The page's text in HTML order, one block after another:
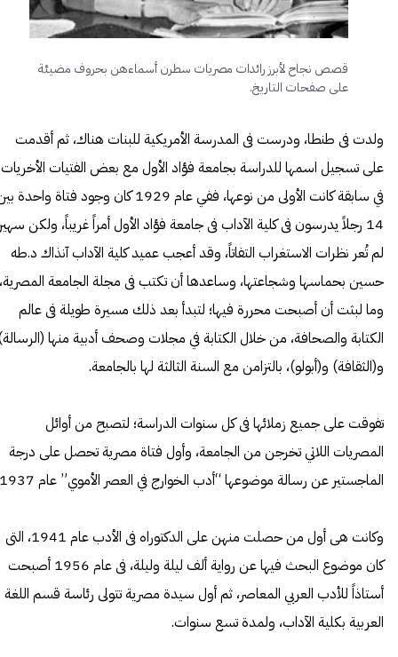
قصص نجاح لأبرز رائدات مصريات سطرن أسماءهن بحروف مضيئة
على صفحات التاريخ.
ولدت فى طنطا، ودرست فى المدرسة الأمريكية للبنات هناك، ثم أقدمت
على تسجيل اسمها للدراسة بجامعة فؤاد الأول مع بعض الفتيات الأخريات
في سابقة كانت الأولى من نوعها، ففي عام 1929 كان وجود فتاة واحدة
14 رجلاً يدرسون فى كلية الآداب فى جامعة فؤاد الأول أمراً غريباً، ولكن
لم تُعر نظرات الاستغراب التفاتاً، وقد أعجب عميد كلية الآداب آنذاك د.طه
حسين بحماسها وشجاعتها، وساعدها أن تكتب فى مجلة الجامعة المصرية،
وما لبثت أن أصبحت محررة فيها؛ لتبدأ بعد ذلك مسيرة طويلة فى عالم
الكتابة والصحافة، من خلال الكتابة في مجلات وصحف أدبية منها
و(الثقافة) و(أبولو)، بالتزامن مع السنة الثالثة لها بالجامعة.
تفوقت على جميع زملائها فى كل سنوات الدراسة؛ لتصبح من أوائل
المصريات اللاتي تخرجن من الجامعة، وأول فتاة مصرية تحصل على درجة
الماجستير عن رسالة موضوعها “أدب الخوارج في العصر الأموي” عام 1937.
وكانت هى أول من حصلت منهن على الدكتوراه فى الأدب عام 1941، التى
كان موضوع البحث فيها عن رواية ألف ليلة وليلة، فى عام 1956 أصبحت
أستاذاً للأدب العربي المعاصر، ثم أول سيدة مصرية تتولى رئاسة قسم اللغة
العربية بكلية الآداب، ولمدة تسع سنوات.